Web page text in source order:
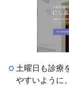
土曜日も診療
やすいように